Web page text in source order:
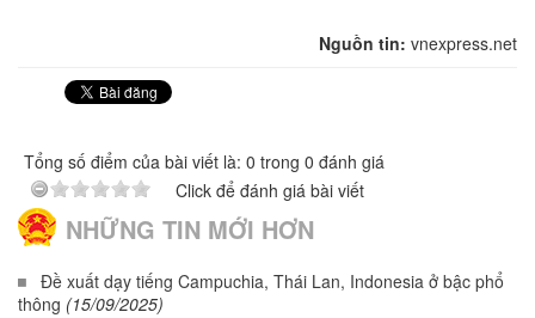
Nguồn tin: vnexpress.net
Tổng số điểm của bài viết là: 0 trong 0 đánh giá
Click để đánh giá bài viết
NHỮNG TIN MỚI HƠN
Đề xuất dạy tiếng Campuchia, Thái Lan, Indonesia ở bậc phổ
thông (15/09/2025)